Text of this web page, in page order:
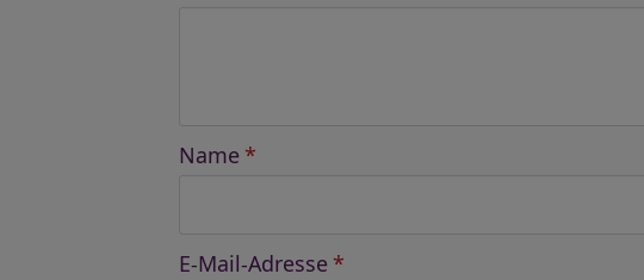
Name *
E-Mail-Adresse *